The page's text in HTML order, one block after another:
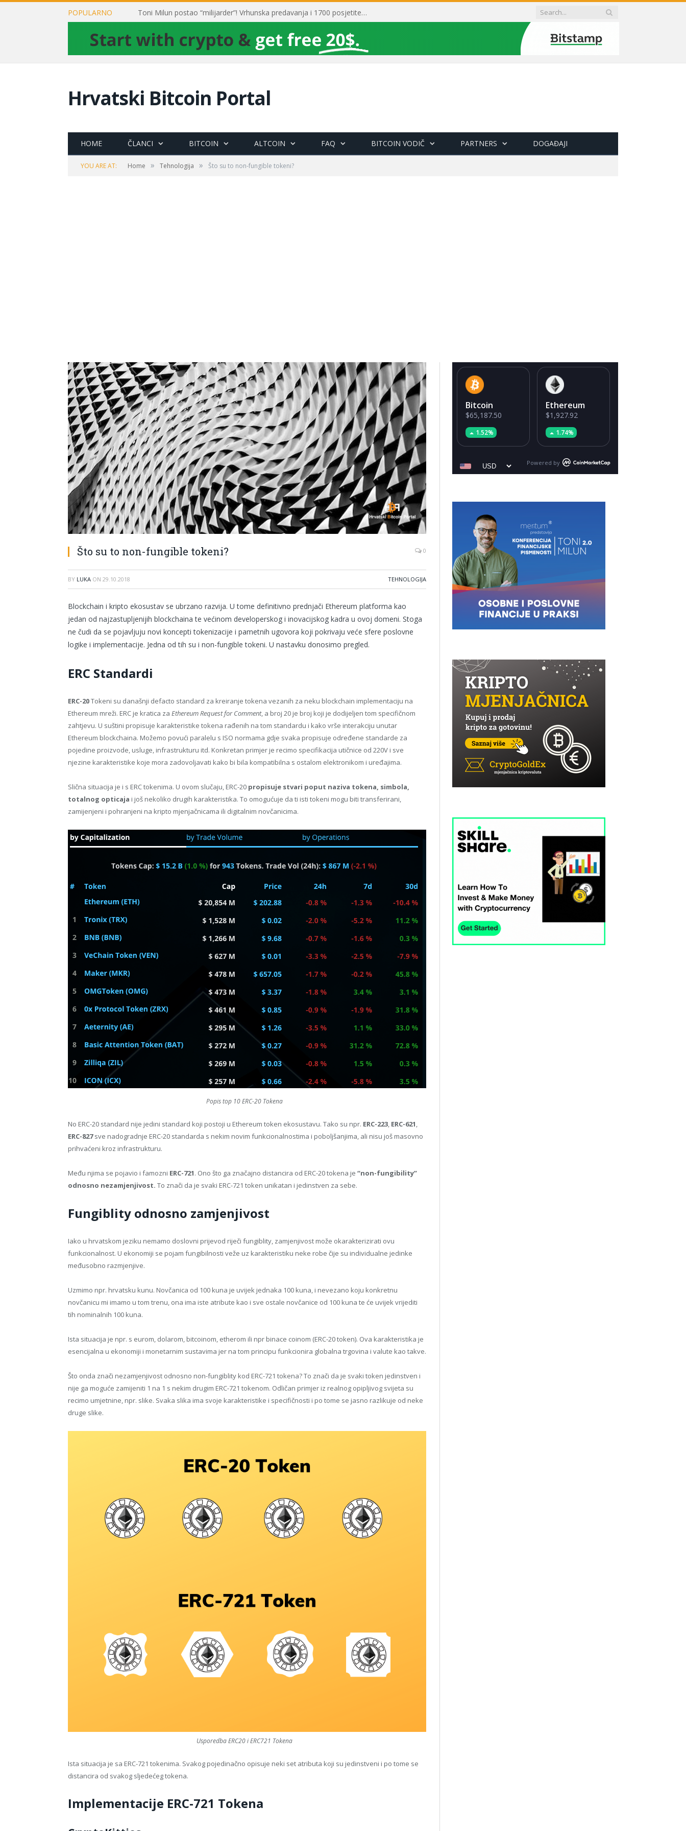
POPULARNO Toni Milun postao “milijarder”! Vrhunska predavanja i 1700 posjetitelja obilježili su mjesec financijske pismenosti
Hrvatski Bitcoin Portal
HOME ČLANCI BITCOIN ALTCOIN FAQ BITCOIN VODIČ PARTNERS DOGAĐAJI
YOU ARE AT: Home » Tehnologija » Što su to non-fungible tokeni?
Što su to non-fungible tokeni? 0
BY LUKA ON 29.10.2018 TEHNOLOGIJA
Blockchain i kripto ekosustav se ubrzano razvija. U tome definitivno prednjači Ethereum platforma kao
jedan od najzastupljenijih blockchaina te većinom developerskog i inovacijskog kadra u ovoj domeni. Stoga
ne čudi da se pojavljuju novi koncepti tokenizacije i pametnih ugovora koji pokrivaju veće sfere poslovne
logike i implementacije. Jedna od tih su i non-fungible tokeni. U nastavku donosimo pregled.
ERC Standardi
ERC-20Tokeni su današnji defacto standard za kreiranje tokena vezanih za neku blockchain implementaciju na
Ethereum mreži. ERC je kratica za Ethereum Request for Comment, a broj 20 je broj koji je dodijeljen tom specifičnom
zahtjevu. U suštini propisuje karakteristike tokena rađenih na tom standardu i kako vrše interakciju unutar
Ethereum blockchaina. Možemo povući paralelu s ISO normama gdje svaka propisuje određene standarde za
pojedine proizvode, usluge, infrastrukturu itd. Konkretan primjer je recimo specifikacija utičnice od 220V i sve
njezine karakteristike koje mora zadovoljavati kako bi bila kompatibilna s ostalom elektronikom i uređajima.
Slična situacija je i s ERC tokenima. U ovom slučaju, ERC-20 propisuje stvari poput naziva tokena, simbola,
totalnog opticaja i još nekoliko drugih karakteristika. To omogućuje da ti isti tokeni mogu biti transferirani,
zamijenjeni i pohranjeni na kripto mjenjačnicama ili digitalnim novčanicima.
Popis top 10 ERC-20 Tokena
No ERC-20 standard nije jedini standard koji postoji u Ethereum token ekosustavu. Tako su npr. ERC-223, ERC-621,
ERC-827sve nadogradnje ERC-20 standarda s nekim novim funkcionalnostima i poboljšanjima, ali nisu još masovno
prihvaćeni kroz infrastrukturu.
Među njima se pojavio i famozni ERC-721. Ono što ga značajno distancira od ERC-20 tokena je “non-fungibility”
odnosno nezamjenjivost. To znači da je svaki ERC-721 token unikatan i jedinstven za sebe.
Fungiblity odnosno zamjenjivost
Iako u hrvatskom jeziku nemamo doslovni prijevod riječi fungiblity, zamjenjivost može okarakterizirati ovu
funkcionalnost. U ekonomiji se pojam fungibilnosti veže uz karakteristiku neke robe čije su individualne jedinke
međusobno razmjenjive.
Uzmimo npr. hrvatsku kunu. Novčanica od 100 kuna je uvijek jednaka 100 kuna, i nevezano koju konkretnu
novčanicu mi imamo u tom trenu, ona ima iste atribute kao i sve ostale novčanice od 100 kuna te će uvijek vrijediti
tih nominalnih 100 kuna.
Ista situacija je npr. s eurom, dolarom, bitcoinom, etherom ili npr binace coinom (ERC-20 token). Ova karakteristika je
esencijalna u ekonomiji i monetarnim sustavima jer na tom principu funkcionira globalna trgovina i valute kao takve.
Što onda znači nezamjenjivost odnosno non-fungiblity kod ERC-721 tokena? To znači da je svaki token jedinstven i
nije ga moguće zamijeniti 1 na 1 s nekim drugim ERC-721 tokenom. Odličan primjer iz realnog opipljivog svijeta su
recimo umjetnine, npr. slike. Svaka slika ima svoje karakteristike i specifičnosti i po tome se jasno razlikuje od neke
druge slike.
Usporedba ERC20 i ERC721 Tokena
Ista situacija je sa ERC-721 tokenima. Svakog pojedinačno opisuje neki set atributa koji su jedinstveni i po tome se
distancira od svakog sljedećeg tokena.
Implementacije ERC-721 Tokena
Bitcoin
$65,187.50
1.52%
Ethereum
$1,927.92
1.74%
Powered by